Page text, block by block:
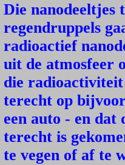
Die nanodeeltjes
regendruppels
radioactief
uit de atmosfeer
die
terecht op
een auto - en
terecht is
te vegen of af te